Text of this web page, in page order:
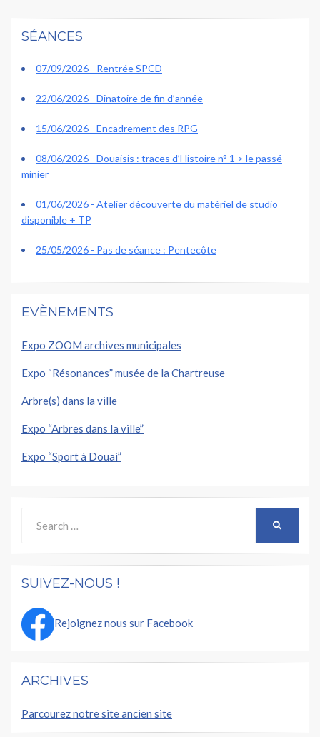
SÉANCES
07/09/2026 - Rentrée SPCD
22/06/2026 - Dinatoire de fin d’année
15/06/2026 - Encadrement des RPG
08/06/2026 - Douaisis : traces d’Histoire n° 1 > le passé
minier
01/06/2026 - Atelier découverte du matériel de studio
disponible + TP
25/05/2026 - Pas de séance : Pentecôte
EVÈNEMENTS
Expo ZOOM archives municipales
Expo “Résonances” musée de la Chartreuse
Arbre(s) dans la ville
Expo “Arbres dans la ville”
Expo “Sport à Douai”
for:
SUIVEZ-NOUS !
Rejoignez nous sur Facebook
ARCHIVES
Parcourez notre site ancien site